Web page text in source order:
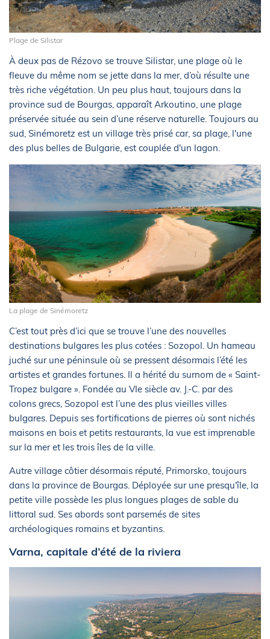
Plage de Silistar
À deux pas de Rézovo se trouve Silistar, une plage où le
fleuve du même nom se jette dans la mer, d’où résulte une
très riche végétation. Un peu plus haut, toujours dans la
province sud de Bourgas, apparaît Arkoutino, une plage
préservée située au sein d’une réserve naturelle. Toujours au
sud, Sinémoretz est un village très prisé car, sa plage, l'une
des plus belles de Bulgarie, est couplée d'un lagon.
La plage de Sinémoretz
C’est tout près d’ici que se trouve l’une des nouvelles
destinations bulgares les plus cotées : Sozopol. Un hameau
juché sur une péninsule où se pressent désormais l’été les
artistes et grandes fortunes. Il a hérité du surnom de « Saint-
Tropez bulgare ». Fondée au VIe siècle av. J.-C. par des
colons grecs, Sozopol est l’une des plus vieilles villes
bulgares. Depuis ses fortifications de pierres où sont nichés
maisons en bois et petits restaurants, la vue est imprenable
sur la mer et les trois îles de la ville.
Autre village côtier désormais réputé, Primorsko, toujours
dans la province de Bourgas. Déployée sur une presqu'île, la
petite ville possède les plus longues plages de sable du
littoral sud. Ses abords sont parsemés de sites
archéologiques romains et byzantins.
Varna, capitale d’été de la riviera